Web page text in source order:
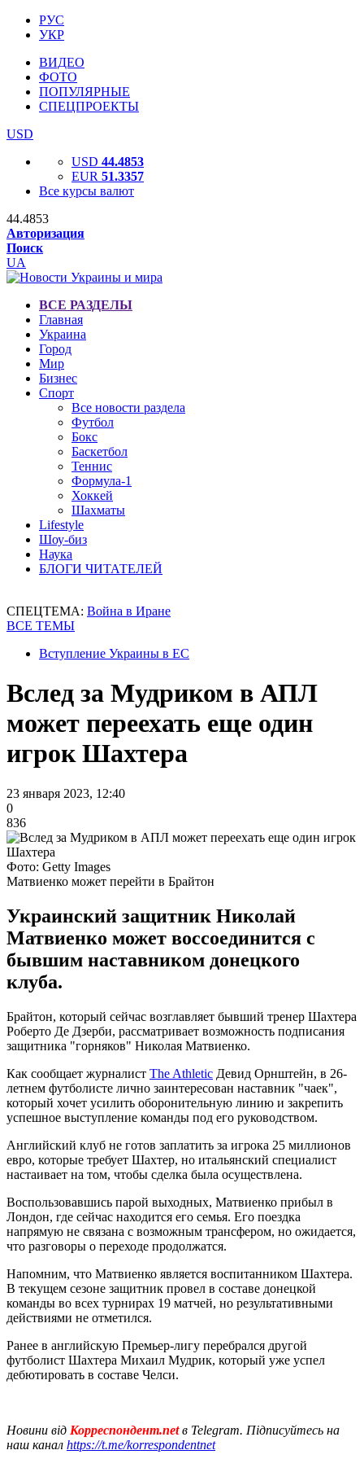
РУС
УКР
ВИДЕО
ФОТО
ПОПУЛЯРНЫЕ
СПЕЦПРОЕКТЫ
USD
USD 44.4853
EUR 51.3357
Все курсы валют
44.4853
Авторизация
Поиск
UA
ВСЕ РАЗДЕЛЫ
Главная
Украина
Город
Мир
Бизнес
Спорт
Все новости раздела
Футбол
Бокс
Баскетбол
Теннис
Формула-1
Хоккей
Шахматы
Lifestyle
Шоу-биз
Наука
БЛОГИ ЧИТАТЕЛЕЙ
СПЕЦТЕМА: Война в Иране
ВСЕ ТЕМЫ
Вступление Украины в ЕС
Вслед за Мудриком в АПЛ
может переехать еще один
игрок Шахтера
23 января 2023, 12:40
0
836
Фото: Getty Images
Матвиенко может перейти в Брайтон
Украинский защитник Николай
Матвиенко может воссоединится с
бывшим наставником донецкого
клуба.
Брайтон, который сейчас возглавляет бывший тренер Шахтера
Роберто Де Дзерби, рассматривает возможность подписания
защитника "горняков" Николая Матвиенко.
Как сообщает журналист The Athletic Девид Орнштейн, в 26-
летнем футболисте лично заинтересован наставник "чаек",
который хочет усилить оборонительную линию и закрепить
успешное выступление команды под его руководством.
Английский клуб не готов заплатить за игрока 25 миллионов
евро, которые требует Шахтер, но итальянский специалист
настаивает на том, чтобы сделка была осуществлена.
Воспользовавшись парой выходных, Матвиенко прибыл в
Лондон, где сейчас находится его семья. Его поездка
напрямую не связана с возможным трансфером, но ожидается,
что разговоры о переходе продолжатся.
Напомним, что Матвиенко является воспитанником Шахтера.
В текущем сезоне защитник провел в составе донецкой
команды во всех турнирах 19 матчей, но результативными
действиями не отметился.
Ранее в английскую Премьер-лигу перебрался другой
футболист Шахтера Михаил Мудрик, который уже успел
дебютировать в составе Челси.
Новини від Корреспондент.netв Telegram. Підписуйтесь на
наш канал https://t.me/korrespondentnet